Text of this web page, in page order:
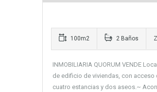
100m2 2 Baños
INMOBILIARIA QUORUM VENDE
de edificio de viviendas, con
cuatro estancias y dos aseos.~